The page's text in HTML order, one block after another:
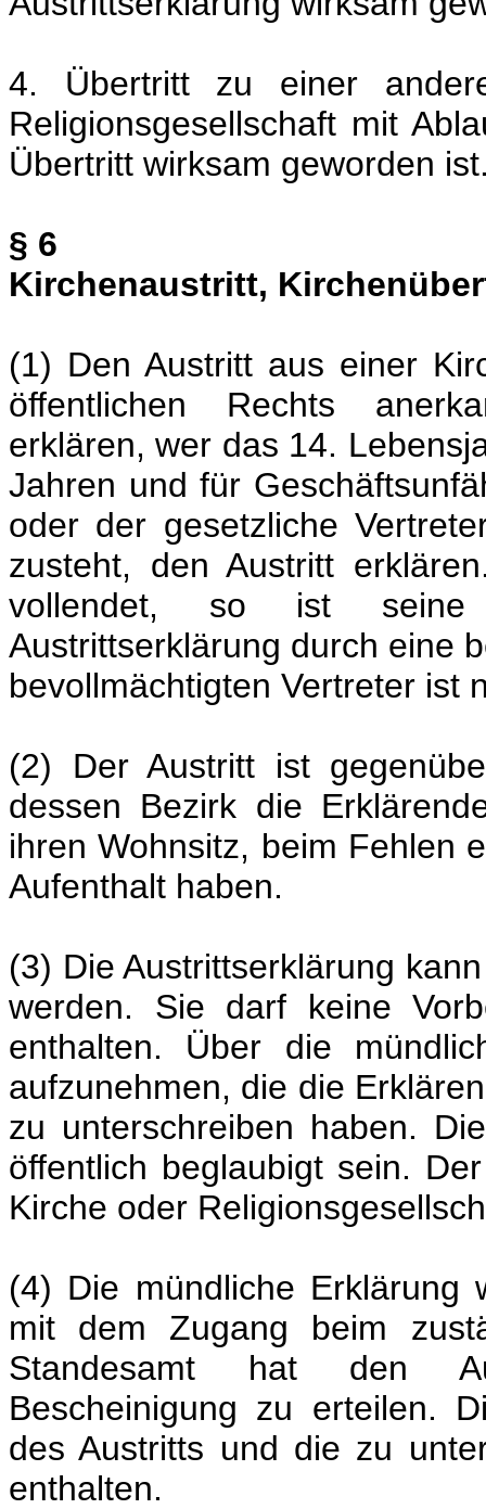
4. Übertritt zu einer
Religionsgesellschaft mit
Übertritt wirksam geworden
§ 6
Kirchenaustritt,
(1) Den Austritt aus einer
öffentlichen Rechts
erklären, wer das 14.
Jahren und für
oder der gesetzliche
zusteht, den Austritt
vollendet, so ist seine
Austrittserklärung durch eine
bevollmächtigten Vertreter ist
(2) Der Austritt ist
dessen Bezirk die
ihren Wohnsitz, beim Fehlen
Aufenthalt haben.
(3) Die Austrittserklärung
werden. Sie darf keine
enthalten. Über die
aufzunehmen, die die
zu unterschreiben haben.
öffentlich beglaubigt sein.
Kirche oder
(4) Die mündliche Erklärung
mit dem Zugang beim
Standesamt hat den
Bescheinigung zu erteilen.
des Austritts und die zu
enthalten.